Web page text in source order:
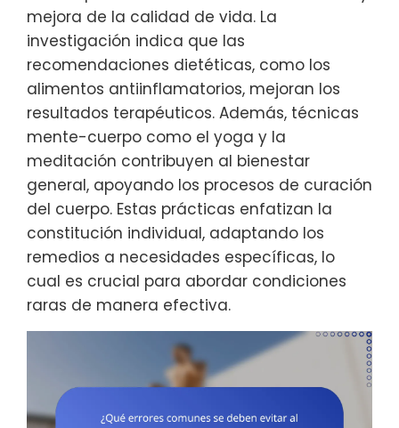
mejora de la calidad de vida. La
investigación indica que las
recomendaciones dietéticas, como los
alimentos antiinflamatorios, mejoran los
resultados terapéuticos. Además, técnicas
mente-cuerpo como el yoga y la
meditación contribuyen al bienestar
general, apoyando los procesos de curación
del cuerpo. Estas prácticas enfatizan la
constitución individual, adaptando los
remedios a necesidades específicas, lo
cual es crucial para abordar condiciones
raras de manera efectiva.